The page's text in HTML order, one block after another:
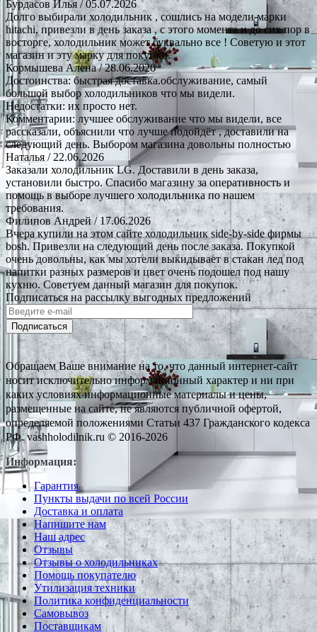
Бурдасов Илья/ 05.07.2026
Долго выбирали холодильник , сошлись на модели марки
hitachi, привезли в день заказа , с этого момента и до сих пор в
восторге, холодильник может буквально все ! Советую и этот
магазин и эту марку для покупки.
Кормышева Алена/ 28.06.2026
Достоинства: быстрая доставка.обслуживание, самый
большой выбор холодильников что мы видели.
Недостатки: их просто нет.
Комментарии: лучшее обслуживание что мы видели, все
рассказали, объяснили что лучше подойдёт , доставили на
следующий день. Выбором магазина довольны полностью
Наталья / 22.06.2026
Заказали холодильник LG. Доставили в день заказа,
установили быстро. Спасибо магазину за оперативность и
помощь в выборе лучшего холодильника по нашем
требования.
Филипов Андрей/ 17.06.2026
Вчера купили на этом сайте холодильник side-by-side фирмы
bosh. Привезли на следующий день после заказа. Покупкой
очень довольны, как мы хотели выкидывает в стакан лед под
напитки разных размеров и цвет очень подошел под нашу
кухню. Советуем данный магазин для покупок.
Подписаться на рассылку выгодных предложений
Подписаться
Обращаем Ваше внимание на то, что данный интернет-сайт
носит исключительно информационный характер и ни при
каких условиях информационные материалы и цены,
размещенные на сайте, не являются публичной офертой,
определяемой положениями Статьи 437 Гражданского кодекса
РФ. vashholodilnik.ru © 2016-2026
Информация:
Гарантия
Пункты выдачи по всей России
Доставка и оплата
Напишите нам
Наш адрес
Отзывы
Отзывы о холодильниках
Помощь покупателю
Утилизация техники
Политика конфиденциальности
Самовывоз
Поставщикам